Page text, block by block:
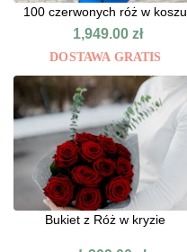
100 czerwonych róż w koszu
1,949.00zł
DOSTAWA GRATIS
Bukiet z Róż w kryzie